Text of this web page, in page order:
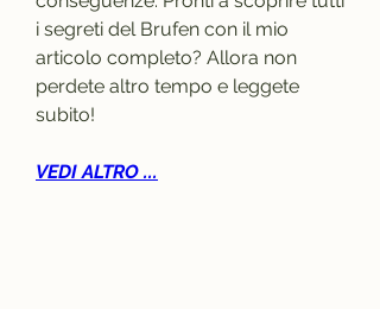
i segreti del Brufen con il mio
articolo completo? Allora non
perdete altro tempo e leggete
subito!
VEDI ALTRO ...